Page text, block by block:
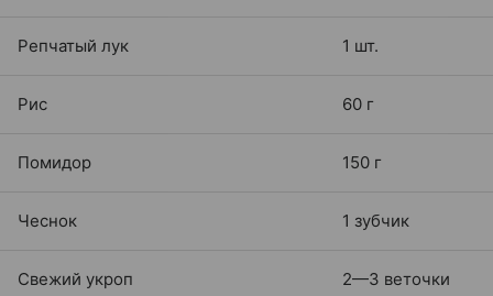
Репчатый лук 1 шт.
Рис 60 г
Помидор 150 г
Чеснок 1 зубчик
Свежий укроп 2—3 веточки